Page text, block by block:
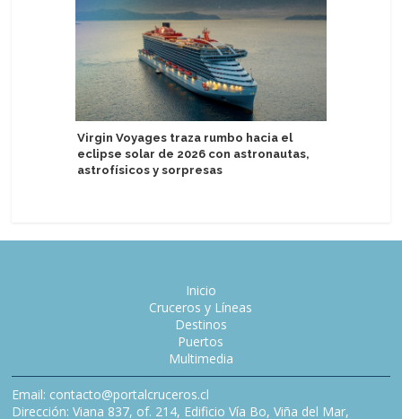
Virgin Voyages traza rumbo hacia el
eclipse solar de 2026 con astronautas,
astrofísicos y sorpresas
Inicio
Cruceros y Líneas
Destinos
Puertos
Multimedia
Email: contacto@portalcruceros.cl
Dirección: Viana 837, of. 214, Edificio Vía Bo, Viña del Mar,